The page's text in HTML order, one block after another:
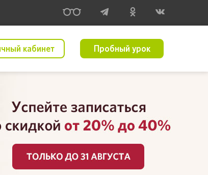
кабинет Пробный урок